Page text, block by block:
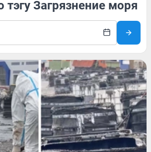
тэгу Загрязнение моря